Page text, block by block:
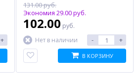
+
131.00 руб.
Экономия 29.00 руб.
102.00 руб.
Нет в наличии
- +
В КОРЗИНУ